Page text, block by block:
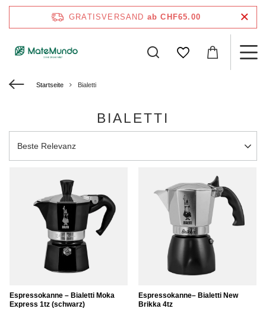
GRATISVERSAND ab CHF65.00
Startseite Bialetti
BIALETTI
Sortierung ändern
Beste Relevanz
Espressokanne – Bialetti Moka
Express 1tz (schwarz)
Espressokanne– Bialetti New
Brikka 4tz